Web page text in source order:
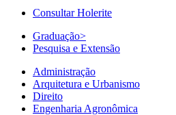
Consultar Holerite
Graduação>
Pesquisa e Extensão
Administração
Arquitetura e Urbanismo
Direito
Engenharia Agronômica